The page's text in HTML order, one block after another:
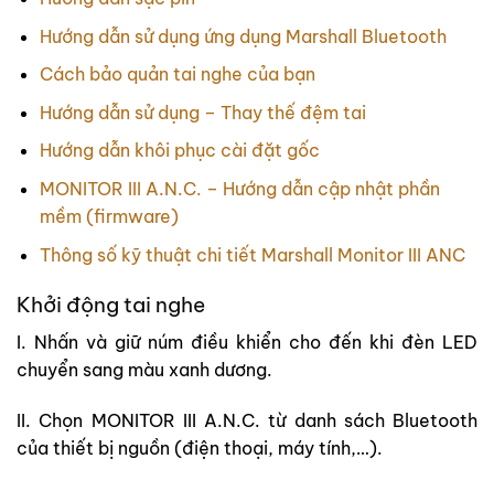
Hướng dẫn sử dụng ứng dụng Marshall Bluetooth
Cách bảo quản tai nghe của bạn
Hướng dẫn sử dụng – Thay thế đệm tai
Hướng dẫn khôi phục cài đặt gốc
MONITOR III A.N.C. – Hướng dẫn cập nhật phần
mềm (firmware)
Thông số kỹ thuật chi tiết Marshall Monitor III ANC
Khởi động tai nghe
I. Nhấn và giữ núm điều khiển cho đến khi đèn LED
chuyển sang màu xanh dương.
II. Chọn MONITOR III A.N.C. từ danh sách Bluetooth
của thiết bị nguồn (điện thoại, máy tính,…).